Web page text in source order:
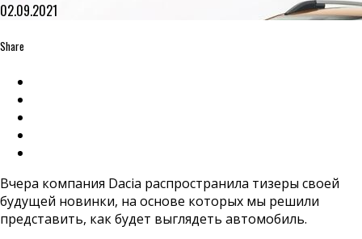
02.09.2021
Share
Вчера компания Dacia распространила тизеры своей
будущей новинки, на основе которых мы решили
представить, как будет выглядеть автомобиль.